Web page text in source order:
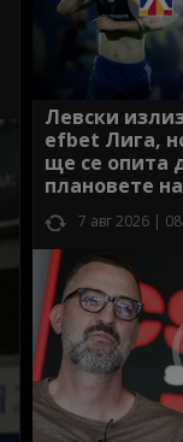
Левски
efbet Лига,
ще се опита
плановете
7 авг 2026 |